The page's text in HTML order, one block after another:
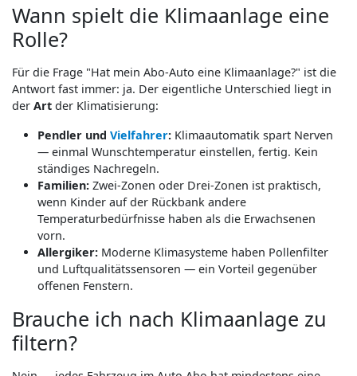
Wann spielt die Klimaanlage eine
Rolle?
Für die Frage "Hat mein Abo-Auto eine Klimaanlage?" ist die
Antwort fast immer: ja. Der eigentliche Unterschied liegt in
der Art der Klimatisierung:
Pendler und Vielfahrer: Klimaautomatik spart Nerven
— einmal Wunschtemperatur einstellen, fertig. Kein
ständiges Nachregeln.
Familien: Zwei-Zonen oder Drei-Zonen ist praktisch,
wenn Kinder auf der Rückbank andere
Temperaturbedürfnisse haben als die Erwachsenen
vorn.
Allergiker: Moderne Klimasysteme haben Pollenfilter
und Luftqualitätssensoren — ein Vorteil gegenüber
offenen Fenstern.
Brauche ich nach Klimaanlage zu
filtern?